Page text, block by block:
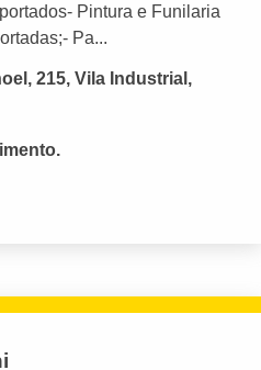
Pintura e Funilaria
Pa...
215, Vila Industrial,